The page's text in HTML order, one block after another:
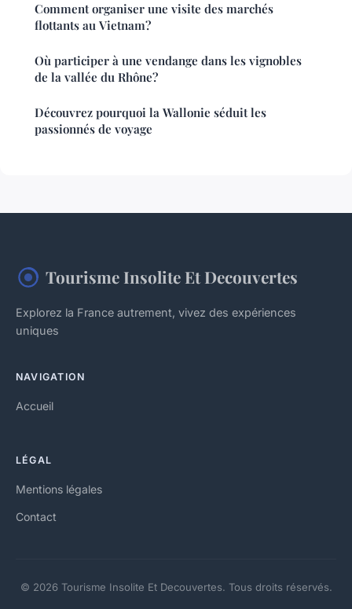
Comment organiser une visite des marchés
flottants au Vietnam?
Où participer à une vendange dans les vignobles
de la vallée du Rhône?
Découvrez pourquoi la Wallonie séduit les
passionnés de voyage
Tourisme Insolite Et Decouvertes
Explorez la France autrement, vivez des expériences
uniques
NAVIGATION
Accueil
LÉGAL
Mentions légales
Contact
© 2026 Tourisme Insolite Et Decouvertes. Tous droits réservés.